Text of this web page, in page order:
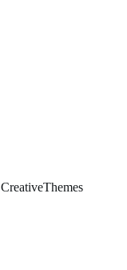
CreativeThemes